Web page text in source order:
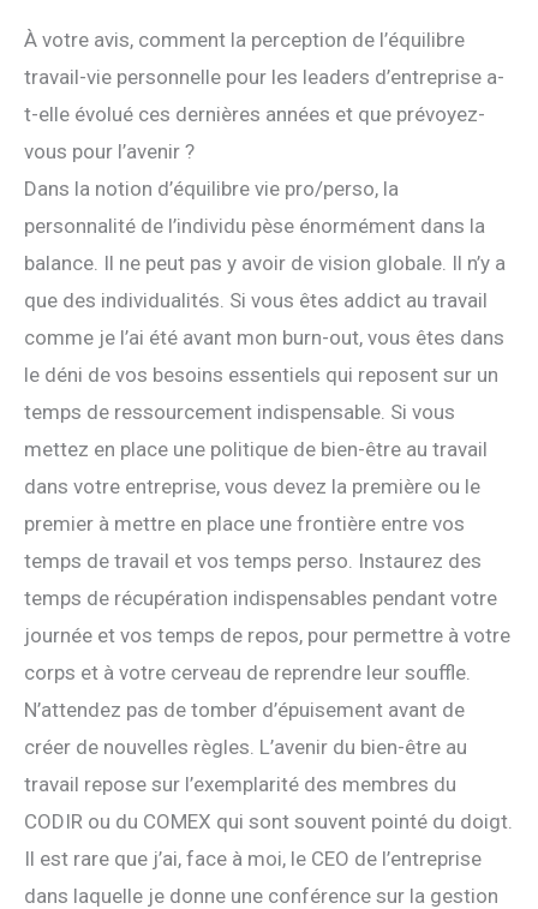
À votre avis, comment la perception de l’équilibre
travail-vie personnelle pour les leaders d’entreprise a-
t-elle évolué ces dernières années et que prévoyez-
vous pour l’avenir ?
Dans la notion d’équilibre vie pro/perso, la
personnalité de l’individu pèse énormément dans la
balance. Il ne peut pas y avoir de vision globale. Il n’y a
que des individualités. Si vous êtes addict au travail
comme je l’ai été avant mon burn-out, vous êtes dans
le déni de vos besoins essentiels qui reposent sur un
temps de ressourcement indispensable. Si vous
mettez en place une politique de bien-être au travail
dans votre entreprise, vous devez la première ou le
premier à mettre en place une frontière entre vos
temps de travail et vos temps perso. Instaurez des
temps de récupération indispensables pendant votre
journée et vos temps de repos, pour permettre à votre
corps et à votre cerveau de reprendre leur souffle.
N’attendez pas de tomber d’épuisement avant de
créer de nouvelles règles. L’avenir du bien-être au
travail repose sur l’exemplarité des membres du
CODIR ou du COMEX qui sont souvent pointé du doigt.
Il est rare que j’ai, face à moi, le CEO de l’entreprise
dans laquelle je donne une conférence sur la gestion